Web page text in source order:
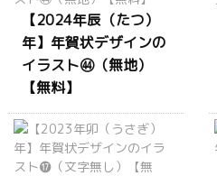
【2024年辰（たつ）
年】年賀状デザインの
イラスト㊹（無地）
【無料】